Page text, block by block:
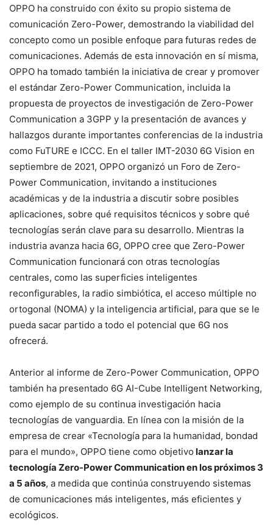
OPPO ha construido con éxito su propio sistema de
comunicación Zero-Power, demostrando la viabilidad del
concepto como un posible enfoque para futuras redes de
comunicaciones. Además de esta innovación en sí misma,
OPPO ha tomado también la iniciativa de crear y promover
el estándar Zero-Power Communication, incluida la
propuesta de proyectos de investigación de Zero-Power
Communication a 3GPP y la presentación de avances y
hallazgos durante importantes conferencias de la industria
como FuTURE e ICCC. En el taller IMT-2030 6G Vision en
septiembre de 2021, OPPO organizó un Foro de Zero-
Power Communication, invitando a instituciones
académicas y de la industria a discutir sobre posibles
aplicaciones, sobre qué requisitos técnicos y sobre qué
tecnologías serán clave para su desarrollo. Mientras la
industria avanza hacia 6G, OPPO cree que Zero-Power
Communication funcionará con otras tecnologías
centrales, como las superficies inteligentes
reconfigurables, la radio simbiótica, el acceso múltiple no
ortogonal (NOMA) y la inteligencia artificial, para que se le
pueda sacar partido a todo el potencial que 6G nos
ofrecerá.
Anterior al informe de Zero-Power Communication, OPPO
también ha presentado 6G AI-Cube Intelligent Networking,
como ejemplo de su continua investigación hacia
tecnologías de vanguardia. En línea con la misión de la
empresa de crear «Tecnología para la humanidad, bondad
para el mundo», OPPO tiene como objetivo lanzar la
tecnología Zero-Power Communication en los próximos 3
a 5 años, a medida que continúa construyendo sistemas
de comunicaciones más inteligentes, más eficientes y
ecológicos.